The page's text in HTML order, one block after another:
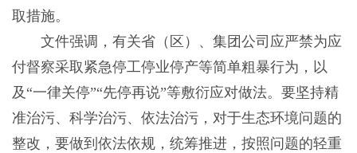
取措施。
文件强调，有关省（区）、集团公司应严禁为应
付督察采取紧急停工停业停产等简单粗暴行为，以
及“一律关停”“先停再说”等敷衍应对做法。要坚持精
准治污、科学治污、依法治污，对于生态环境问题的
整改，要做到依法依规，统筹推进，按照问题的轻重